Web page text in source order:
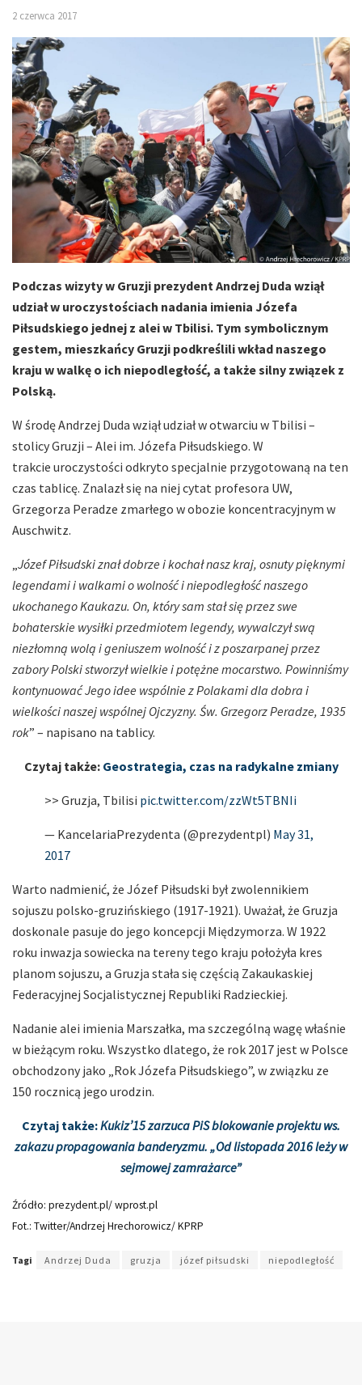
2 czerwca 2017
Podczas wizyty w Gruzji prezydent Andrzej Duda wziął
udział w uroczystościach nadania imienia Józefa
Piłsudskiego jednej z alei w Tbilisi. Tym symbolicznym
gestem, mieszkańcy Gruzji podkreślili wkład naszego
kraju w walkę o ich niepodległość, a także silny związek z
Polską.
W środę Andrzej Duda wziął udział w otwarciu w Tbilisi –
stolicy Gruzji – Alei im. Józefa Piłsudskiego. W
trakcie uroczystości odkryto specjalnie przygotowaną na ten
czas tablicę. Znalazł się na niej cytat profesora UW,
Grzegorza Peradze zmarłego w obozie koncentracyjnym w
Auschwitz.
Józef Piłsudski znał dobrze i kochał nasz kraj, osnuty pięknymi
legendami i walkami o wolność i niepodległość naszego
ukochanego Kaukazu. On, który sam stał się przez swe
bohaterskie wysiłki przedmiotem legendy, wywalczył swą
niezłomną wolą i geniuszem wolność i z poszarpanej przez
zabory Polski stworzył wielkie i potężne mocarstwo. Powinniśmy
kontynuować Jego idee wspólnie z Polakami dla dobra i
wielkości naszej wspólnej Ojczyzny. Św. Grzegorz Peradze, 1935
rok” – napisano na tablicy.
Czytaj także: Geostrategia, czas na radykalne zmiany
>> Gruzja, Tbilisi pic.twitter.com/zzWt5TBNIi
— KancelariaPrezydenta (@prezydentpl) May 31,
2017
Warto nadmienić, że Józef Piłsudski był zwolennikiem
sojuszu polsko-gruzińskiego (1917-1921). Uważał, że Gruzja
doskonale pasuje do jego koncepcji Międzymorza. W 1922
roku inwazja sowiecka na tereny tego kraju położyła kres
planom sojuszu, a Gruzja stała się częścią Zakaukaskiej
Federacyjnej Socjalistycznej Republiki Radzieckiej.
Nadanie alei imienia Marszałka, ma szczególną wagę właśnie
w bieżącym roku. Wszystko dlatego, że rok 2017 jest w Polsce
obchodzony jako „Rok Józefa Piłsudskiego”, w związku ze
150 rocznicą jego urodzin.
Czytaj także:Kukiz’15 zarzuca PiS blokowanie projektu ws.
zakazu propagowania banderyzmu. „Od listopada 2016 leży w
sejmowej zamrażarce”
Źródło: prezydent.pl/ wprost.pl
Fot.: Twitter/Andrzej Hrechorowicz/ KPRP
Tagi Andrzej Duda gruzja józef piłsudski niepodległość